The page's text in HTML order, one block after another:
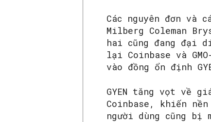
Các nguyên đơn
Milberg Coleman
hai cũng đang đại
lại Coinbase và
vào đồng ổn định
GYEN tăng vọt về
Coinbase, khiến
người dùng cũng